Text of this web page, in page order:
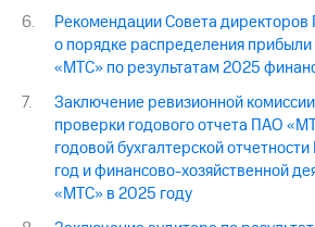
Рекомендации Совета
о порядке распределения
«МТС» по результатам 2025
Заключение ревизионной
проверки годового отчета ПАО
годовой бухгалтерской
год и финансово-хозяйственной
«МТС» в 2025 году